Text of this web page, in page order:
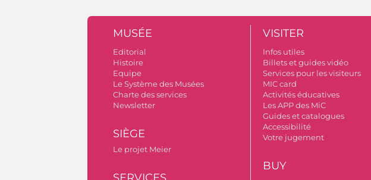
MUSÉE
Editorial
Histoire
Equipe
Le Système des Musées
Charte des services
Newsletter
SIÈGE
Le projet Meier
VISITER
Infos utiles
Billets et guides vidéo
Services pour les visiteurs
MIC card
Activités éducatives
Les APP des MiC
Guides et catalogues
Accessibilité
Votre jugement
BUY